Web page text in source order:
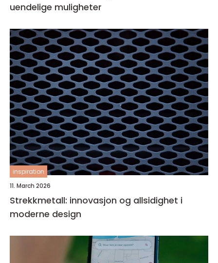
uendelige muligheter
inspiration
11. March 2026
Strekkmetall: innovasjon og allsidighet i
moderne design